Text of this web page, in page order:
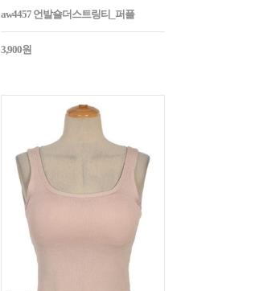
aw4457 언발숄더스트링티_퍼플
3,900원